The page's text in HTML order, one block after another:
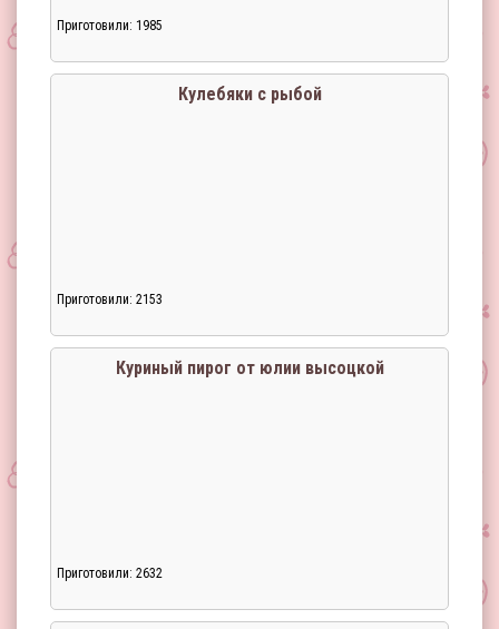
Приготовили: 1985
Кулебяки с рыбой
Приготовили: 2153
Куриный пирог от юлии высоцкой
Приготовили: 2632